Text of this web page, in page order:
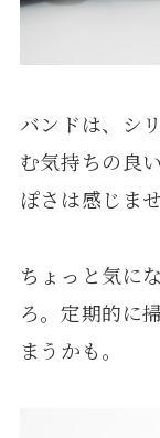
バンドは、シ
む気持ちの良
ぽさは感じませ
ちょっと気に
ろ。定期的に
まうかも。